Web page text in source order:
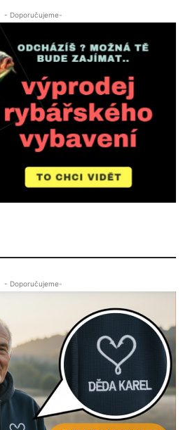
- Doporučujeme-
- Doporučujeme-